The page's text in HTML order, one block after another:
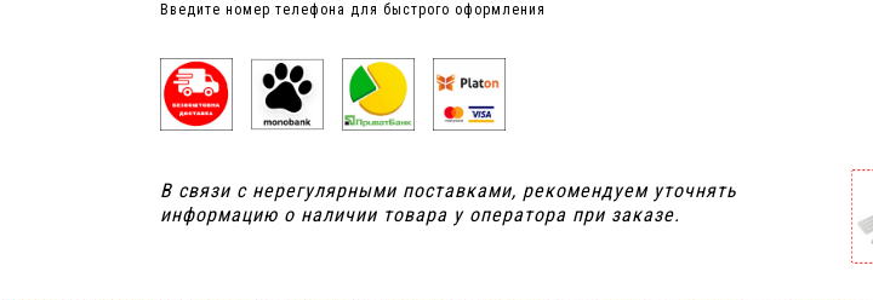
Введите номер телефона для быстрого оформления
В связи с нерегулярными поставками, рекомендуем уточнять
информацию о наличии товара у оператора при заказе.